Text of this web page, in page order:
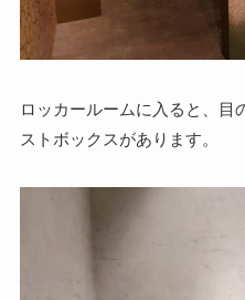
ロッカールームに入ると、目
ストボックスがあります。